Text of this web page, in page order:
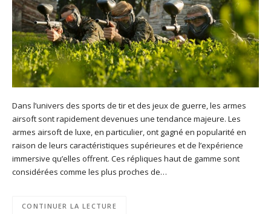
Dans l’univers des sports de tir et des jeux de guerre, les armes
airsoft sont rapidement devenues une tendance majeure. Les
armes airsoft de luxe, en particulier, ont gagné en popularité en
raison de leurs caractéristiques supérieures et de l’expérience
immersive qu’elles offrent. Ces répliques haut de gamme sont
considérées comme les plus proches de…
CONTINUER LA LECTURE